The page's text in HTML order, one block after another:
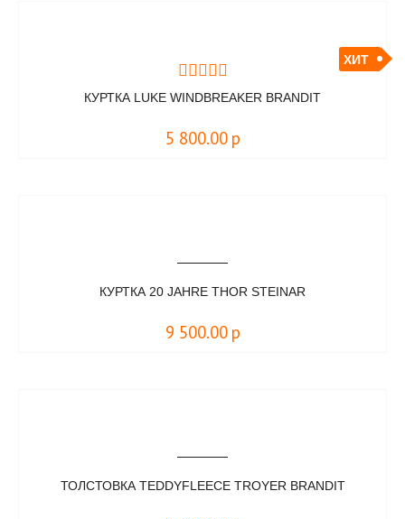
ХИТ
КУРТКА LUKE WINDBREAKER BRANDIT
5 800.00 р
КУРТКА 20 JAHRE THOR STEINAR
9 500.00 р
ТОЛСТОВКА TEDDYFLEECE TROYER BRANDIT